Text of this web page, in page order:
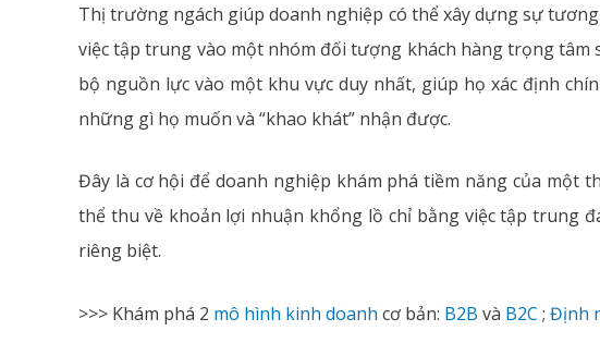
Thị trường ngách giúp doanh nghiệp có thể xây dựng sự
việc tập trung vào một nhóm đối tượng khách hàng trọng
bộ nguồn lực vào một khu vực duy nhất, giúp họ xác định
những gì họ muốn và “khao khát” nhận được.
Đây là cơ hội để doanh nghiệp khám phá tiềm năng của một
thể thu về khoản lợi nhuận khổng lồ chỉ bằng việc tập trung
riêng biệt.
>>> Khám phá 2 mô hình kinh doanh cơ bản: B2B và B2C ; Định